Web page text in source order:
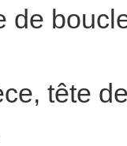
de
tête